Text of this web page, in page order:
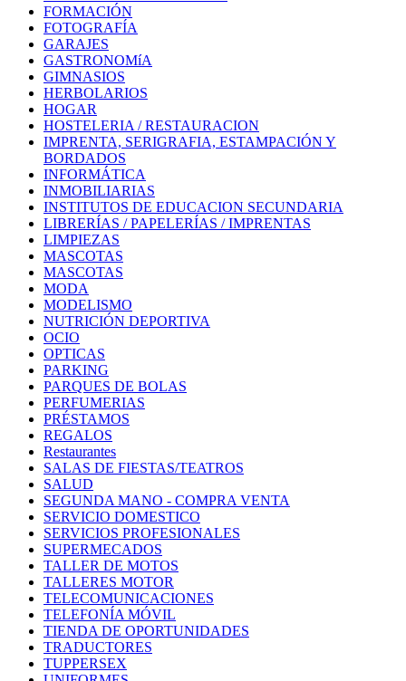
FORMACIÓN
FOTOGRAFÍA
GARAJES
GASTRONOMíA
GIMNASIOS
HERBOLARIOS
HOGAR
HOSTELERIA / RESTAURACION
IMPRENTA, SERIGRAFIA, ESTAMPACIÓN Y
BORDADOS
INFORMÁTICA
INMOBILIARIAS
INSTITUTOS DE EDUCACION SECUNDARIA
LIBRERÍAS / PAPELERÍAS / IMPRENTAS
LIMPIEZAS
MASCOTAS
MASCOTAS
MODA
MODELISMO
NUTRICIÓN DEPORTIVA
OCIO
OPTICAS
PARKING
PARQUES DE BOLAS
PERFUMERIAS
PRÉSTAMOS
REGALOS
Restaurantes
SALAS DE FIESTAS/TEATROS
SALUD
SEGUNDA MANO - COMPRA VENTA
SERVICIO DOMESTICO
SERVICIOS PROFESIONALES
SUPERMECADOS
TALLER DE MOTOS
TALLERES MOTOR
TELECOMUNICACIONES
TELEFONÍA MÓVIL
TIENDA DE OPORTUNIDADES
TRADUCTORES
TUPPERSEX